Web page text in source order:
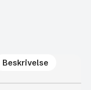
Beskrivelse